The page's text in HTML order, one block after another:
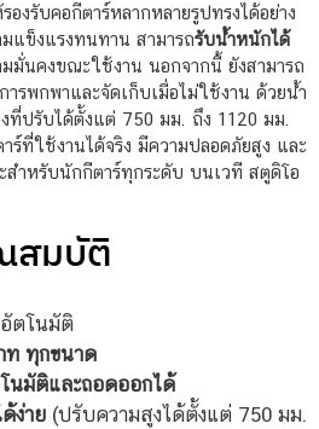
องรับคอกีตาร์หลากหลายรูปทรงได้อย่าง
มแข็งแรงทนทาน สามารถรับน้ำหนักได้
มั่นคงขณะใช้งาน นอกจากนี้ ยังสามารถ
รพกพาและจัดเก็บเมื่อไม่ใช้งาน ด้วยน้ำ
ที่ปรับได้ตั้งแต่ 750 มม. ถึง 1120 มม.
ร์ที่ใช้งานได้จริง มีความปลอดภัยสูง และ
สำหรับนักกีตาร์ทุกระดับ บนเวที สตูดิโอ
สมบัติ
ตโนมัติ
ท ทุกขนาด
นมัติและถอดออกได้
ง่าย(ปรับความสูงได้ตั้งแต่ 750 มม.